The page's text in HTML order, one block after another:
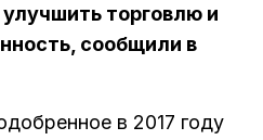
торговлю и
сообщили в
в 2017 году